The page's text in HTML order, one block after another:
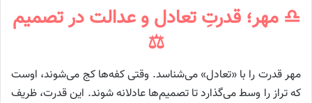
♎ مهر؛ قدرتِ تعادل و عدالت در تصمیم
⚖️
مهر قدرت را با «تعادل» می‌شناسد. وقتی کفه‌ها کج می‌شوند، اوست
که تراز را وسط می‌گذارد تا تصمیم‌ها عادلانه شوند. این قدرت، ظریف